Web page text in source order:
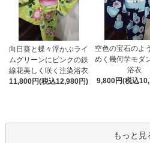
向日葵と蝶々浮かぶライ
ムグリーンにピンクの鉄
線花美しく咲く注染浴衣
11,800円(税込12,980円)
空色の宝石のよ
めく幾何学モダ
浴衣
9,800円(税込
もっと見